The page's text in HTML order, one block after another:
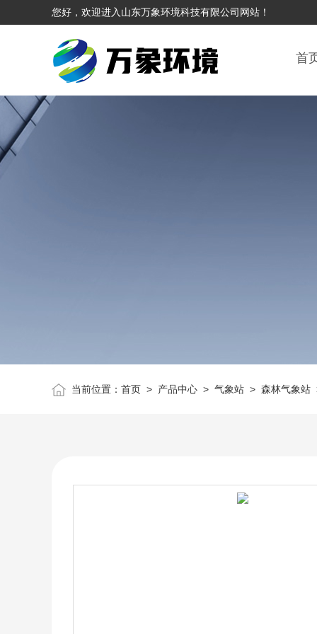
您好，欢迎进入山东万象环境科技有限公司网站！
首
当前位置： 首页> 产品中心> 气象站> 森林气象站